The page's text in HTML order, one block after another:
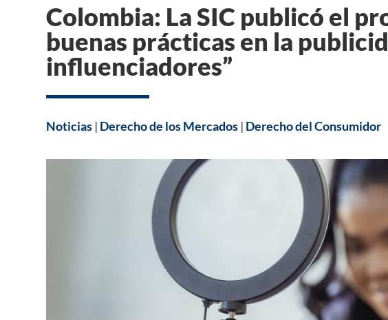
Colombia: La SIC publicó el
buenas prácticas en la
influenciadores”
Noticias| Derecho de los Mercados| Derecho del Consumidor